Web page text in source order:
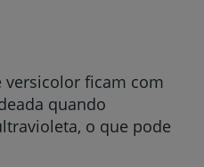
versicolor ficam com
quando
o que pode